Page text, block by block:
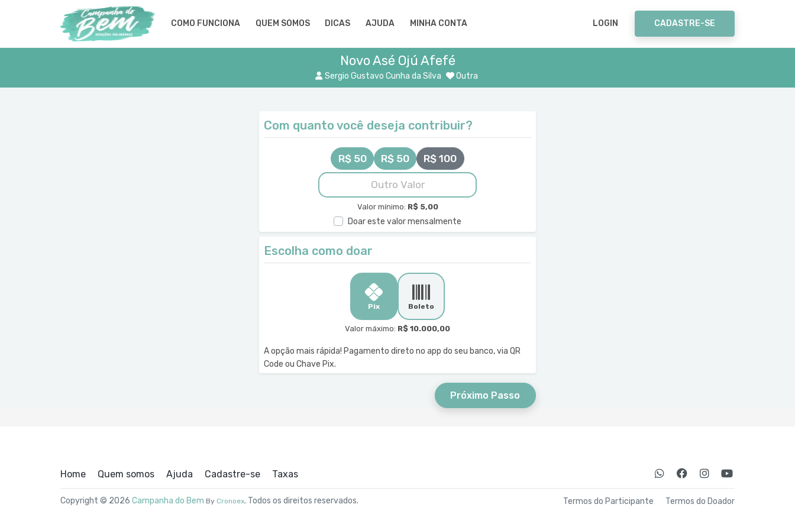
COMO FUNCIONA QUEM SOMOS DICAS AJUDA MINHA CONTA LOGIN CADASTRE-SE
Novo Asé Ojú Afefé
Sergio Gustavo Cunha da Silva Outra
Com quanto você deseja contribuir?
R$ 50 R$ 50 R$ 100
Valor mínimo: R$ 5,00
Doar este valor mensalmente
Escolha como doar
Pix Boleto
Valor máximo: R$ 10.000,00
A opção mais rápida! Pagamento direto no app do seu banco, via QR
Code ou Chave Pix.
Próximo Passo
Home Quem somos Ajuda Cadastre-se Taxas
Copyright © 2026 Campanha do Bem By Cronoex. Todos os direitos reservados. Termos do Participante Termos do Doador